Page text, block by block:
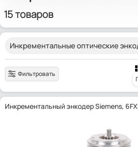
15 товаров
Инкрементальные оптические
Фильтровать
Инкрементальный энкодер Siemens,